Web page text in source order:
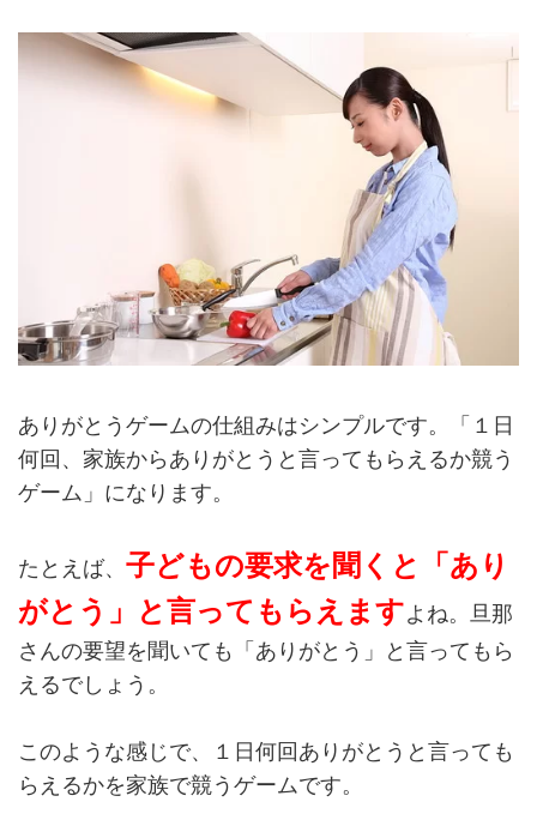
ありがとうゲームの仕組みはシンプルです。「１日
何回、家族からありがとうと言ってもらえるか競う
ゲーム」になります。
たとえば、 子どもの要求を聞くと「あり
がとう」と言ってもらえますよね。旦那
さんの要望を聞いても「ありがとう」と言ってもら
えるでしょう。
このような感じで、１日何回ありがとうと言っても
らえるかを家族で競うゲームです。